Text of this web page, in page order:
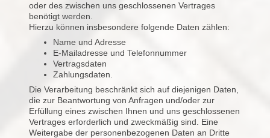
oder des zwischen uns geschlossenen Vertrages
benötigt werden.
Hierzu können insbesondere folgende Daten zählen:
Name und Adresse
E-Mailadresse und Telefonnummer
Vertragsdaten
Zahlungsdaten.
Die Verarbeitung beschränkt sich auf diejenigen Daten,
die zur Beantwortung von Anfragen und/oder zur
Erfüllung eines zwischen Ihnen und uns geschlossenen
Vertrages erforderlich und zweckmäßig sind. Eine
Weitergabe der personenbezogenen Daten an Dritte